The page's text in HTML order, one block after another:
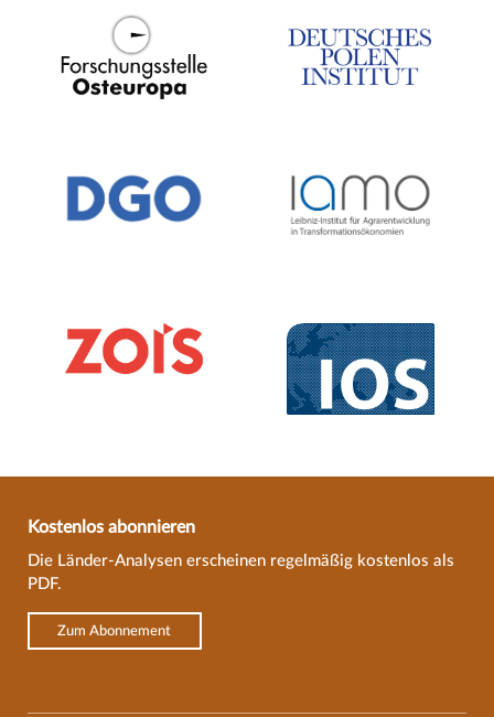
Kostenlos abonnieren
Die Länder-Analysen erscheinen regelmäßig kostenlos als
PDF.
Zum Abonnement